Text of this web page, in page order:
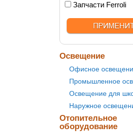
Запчасти Ferroli
Освещение
Офисное
Промышленное
Освещение для
Наружное
Отопительное
оборудование